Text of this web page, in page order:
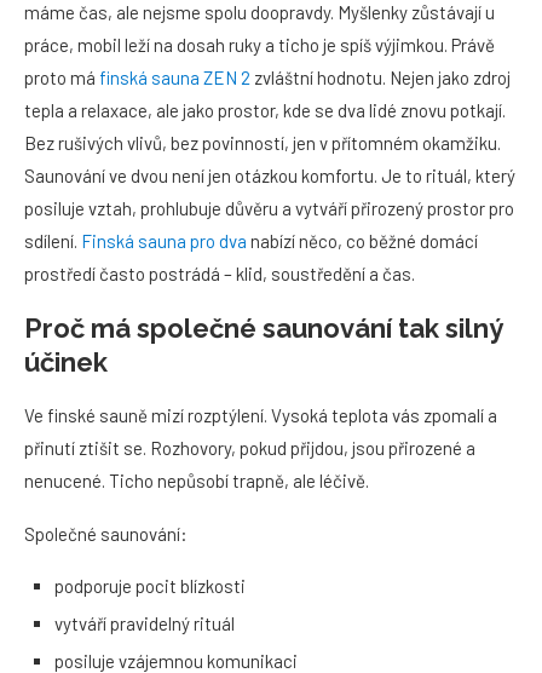
máme čas, ale nejsme spolu doopravdy. Myšlenky zůstávají u
práce, mobil leží na dosah ruky a ticho je spíš výjimkou. Právě
proto má finská sauna ZEN 2 zvláštní hodnotu. Nejen jako zdroj
tepla a relaxace, ale jako prostor, kde se dva lidé znovu potkají.
Bez rušivých vlivů, bez povinností, jen v přítomném okamžiku.
Saunování ve dvou není jen otázkou komfortu. Je to rituál, který
posiluje vztah, prohlubuje důvěru a vytváří přirozený prostor pro
sdílení. Finská sauna pro dva nabízí něco, co běžné domácí
prostředí často postrádá – klid, soustředění a čas.
Proč má společné saunování tak silný
účinek
Ve finské sauně mizí rozptýlení. Vysoká teplota vás zpomalí a
přinutí ztišit se. Rozhovory, pokud přijdou, jsou přirozené a
nenucené. Ticho nepůsobí trapně, ale léčivě.
Společné saunování:
podporuje pocit blízkosti
vytváří pravidelný rituál
posiluje vzájemnou komunikaci